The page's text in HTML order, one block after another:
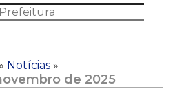
» Notícias »
de 2025